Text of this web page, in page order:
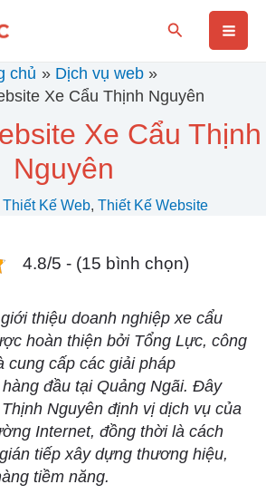
Tìm
chủ
Dịch vụ web
Xe Cẩu Thịnh Nguyên
Xe Cẩu Thịnh
Nguyên
Thiết Kế Web, Thiết Kế Website
4.8/5 - (15 bình chọn)
thiệu doanh nghiệp xe cẩu
hoàn thiện bởi Tổng Lực, công
cung cấp các giải pháp
hàng đầu tại Quảng Ngãi. Đây
Nguyên định vị dịch vụ của
Internet, đồng thời là cách
tiếp xây dựng thương hiệu,
tiềm năng.